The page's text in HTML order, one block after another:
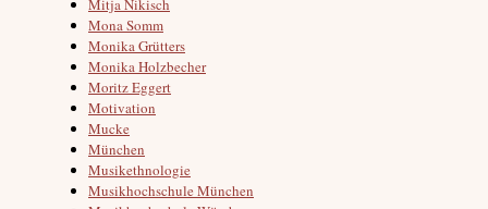
Mitja Nikisch
Mona Somm
Monika Grütters
Monika Holzbecher
Moritz Eggert
Motivation
Mucke
München
Musikethnologie
Musikhochschule München